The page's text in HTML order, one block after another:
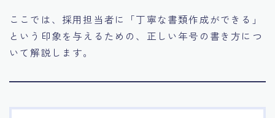
ここでは、採用担当者に「丁寧な書類作成ができる」
という印象を与えるための、正しい年号の書き方につ
いて解説します。